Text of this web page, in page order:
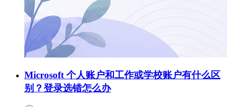
Microsoft 个人账户和工作或学校账户有什么区
别？登录选错怎么办